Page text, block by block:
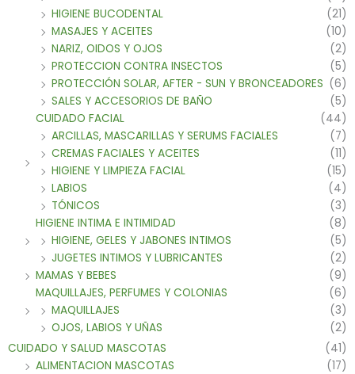
HIGIENE BUCODENTAL
(21)
MASAJES Y ACEITES
(10)
NARIZ, OIDOS Y OJOS
(2)
PROTECCION CONTRA INSECTOS
(5)
PROTECCIÓN SOLAR, AFTER - SUN Y BRONCEADORES (6)
SALES Y ACCESORIOS DE BAÑO
(5)
CUIDADO FACIAL
(44)
ARCILLAS, MASCARILLAS Y SERUMS FACIALES
(7)
CREMAS FACIALES Y ACEITES
(11)
HIGIENE Y LIMPIEZA FACIAL
(15)
LABIOS
(4)
TÓNICOS
(3)
HIGIENE INTIMA E INTIMIDAD
(8)
HIGIENE, GELES Y JABONES INTIMOS
(5)
JUGETES INTIMOS Y LUBRICANTES
(2)
MAMAS Y BEBES
(9)
MAQUILLAJES, PERFUMES Y COLONIAS
(6)
MAQUILLAJES
(3)
OJOS, LABIOS Y UÑAS
(2)
CUIDADO Y SALUD MASCOTAS
(41)
ALIMENTACION MASCOTAS
(17)